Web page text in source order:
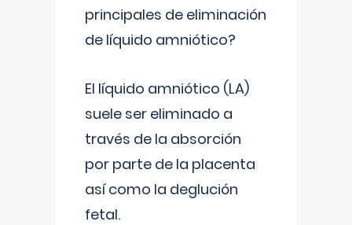
principales de eliminación
de líquido amniótico?
El líquido amniótico (LA)
suele ser eliminado a
través de la absorción
por parte de la placenta
así como la deglución
fetal.